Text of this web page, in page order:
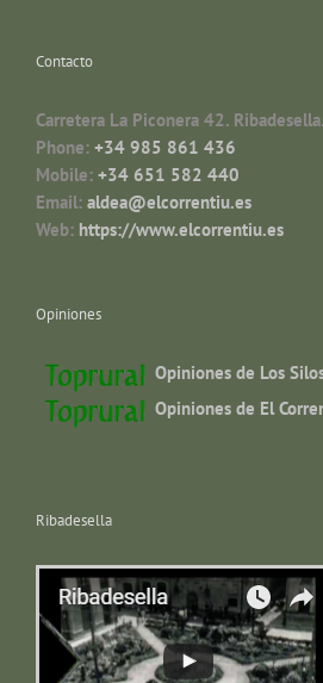
Contacto
Carretera La Piconera 42.
Phone: +34 985 861 436
Mobile: +34 651 582 440
Email: aldea@elcorrentiu.es
Web: https://www.elcorrentiu.es
Opiniones
Opiniones de Los
Opiniones de El
Ribadesella